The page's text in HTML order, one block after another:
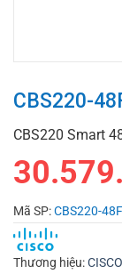
CBS220-
CBS220 Smart
Mã SP:CBS220-
Thương hiệu:CISCO